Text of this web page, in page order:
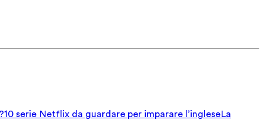
10 serie Netflix da guardare per imparare l’ingleseLa